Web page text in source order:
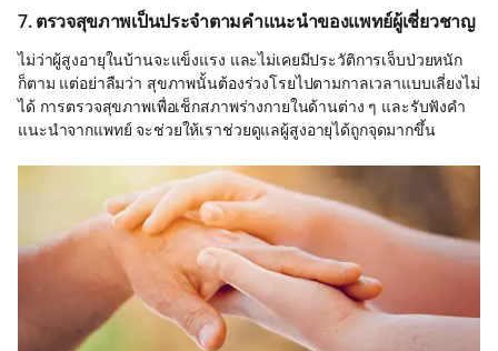
7. ตรวจสุขภาพเป็นประจำตามคำแนะนำของแพทย์ผู้เชี่ยวชาญ
ไม่ว่าผู้สูงอายุในบ้านจะแข็งแรง และไม่เคยมีประวัติการเจ็บป่วยหนัก
ก็ตาม แต่อย่าลืมว่า สุขภาพนั้นต้องร่วงโรยไปตามกาลเวลาแบบเลี่ยงไม่
ได้ การตรวจสุขภาพเพื่อเช็กสภาพร่างกายในด้านต่าง ๆ และรับฟังคำ
แนะนำจากแพทย์ จะช่วยให้เราช่วยดูแลผู้สูงอายุได้ถูกจุดมากขึ้น